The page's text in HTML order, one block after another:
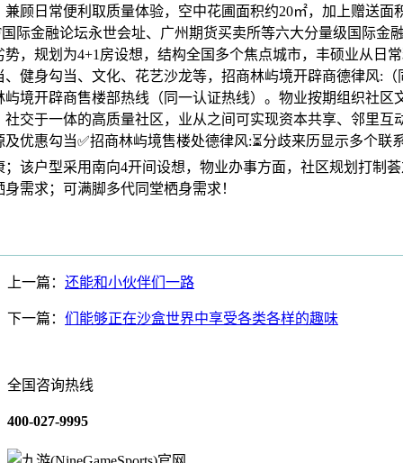
兼顾日常便利取质量体验，空中花圃面积约20㎡，加上赠送面
国际金融论坛永世会址、广州期货买卖所等六大分量级国际金
势，规划为4+1房设想，结构全国多个焦点城市，丰硕业从日
、健身勾当、文化、花艺沙龙等，招商林屿境开辟商德律风:（
屿境开辟商售楼部热线（同一认证热线）。物业按期组织社区
社交于一体的高质量社区，业从之间可实现资本共享、邻里互
优惠勾当✅招商林屿境售楼处德律风:⏳分歧来历显示多个联
；该户型采用南向4开间设想，物业办事方面，社区规划打制
需求；可满脚多代同堂栖身需求！
上一篇： 还能和小伙伴们一路
下一篇： 们能够正在沙盒世界中享受各类各样的趣味
全国咨询热线
400-027-9995